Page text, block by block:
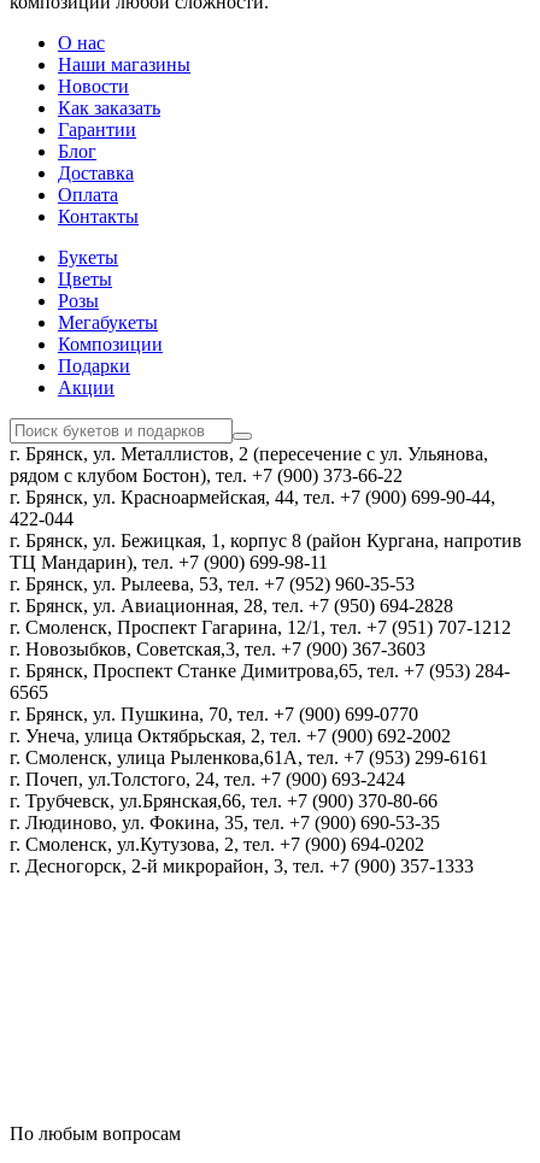
О нас
Наши магазины
Новости
Как заказать
Гарантии
Блог
Доставка
Оплата
Контакты
Букеты
Цветы
Розы
Мегабукеты
Композиции
Подарки
Акции
г. Брянск, ул. Металлистов, 2 (пересечение с ул. Ульянова,
рядом с клубом Бостон), тел. +7 (900) 373-66-22
г. Брянск, ул. Красноармейская, 44, тел. +7 (900) 699-90-44,
422-044
г. Брянск, ул. Бежицкая, 1, корпус 8 (район Кургана, напротив
ТЦ Мандарин), тел. +7 (900) 699-98-11
г. Брянск, ул. Рылеева, 53, тел. +7 (952) 960-35-53
г. Брянск, ул. Авиационная, 28, тел. +7 (950) 694-2828
г. Смоленск, Проспект Гагарина, 12/1, тел. +7 (951) 707-1212
г. Новозыбков, Советская,3, тел. +7 (900) 367-3603
г. Брянск, Проспект Станке Димитрова,65, тел. +7 (953) 284-
6565
г. Брянск, ул. Пушкина, 70, тел. +7 (900) 699-0770
г. Унеча, улица Октябрьская, 2, тел. +7 (900) 692-2002
г. Смоленск, улица Рыленкова,61А, тел. +7 (953) 299-6161
г. Почеп, ул.Толстого, 24, тел. +7 (900) 693-2424
г. Трубчевск, ул.Брянская,66, тел. +7 (900) 370-80-66
г. Людиново, ул. Фокина, 35, тел. +7 (900) 690-53-35
г. Смоленск, ул.Кутузова, 2, тел. +7 (900) 694-0202
г. Десногорск, 2-й микрорайон, 3, тел. +7 (900) 357-1333
По любым вопросам